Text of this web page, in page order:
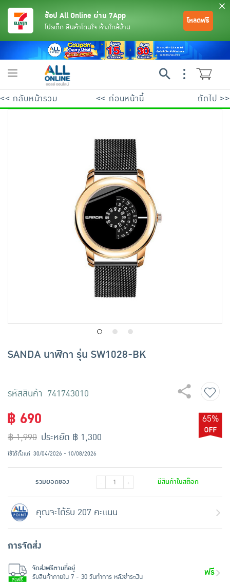
ช้อป All Online ผ่าน 7App
โปรเด็ด สินค้าโดนใจ ห้างใกล้บ้าน
โหลดฟรี
Toggle
<< กลับหน้ารวม << ก่อนหน้านี้ ถัดไป >>
SANDA นาฬิกา รุ่น SW1028-BK
รหัสสินค้า 741743010
฿ 690
฿ 1,990
65%
ประหยัด ฿ 1,300
ใช้ได้ตั้งแต่ 30/04/2026 - 10/08/2026
รวมยอดของ - + มีสินค้าในสต๊อก
คุณจะได้รับ 207 คะแนน
การจัดส่ง
จัดส่งฟรีตามที่อยู่
รับสินค้าภายใน 7 - 30 วันทำการ หลังชำระเงิน
ฟรี